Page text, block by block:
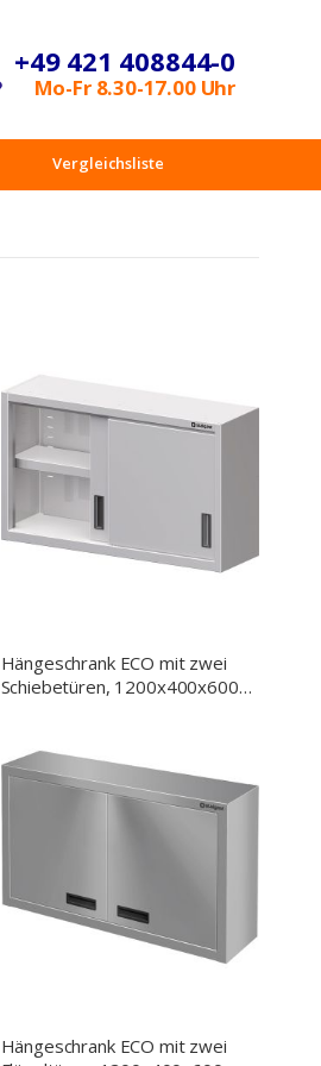
+49 421 408844-0
Mo-Fr 8.30-17.00 Uhr
Vergleichsliste
Hängeschrank ECO mit zwei
Schiebetüren, 1200x400x600
Hängeschrank ECO mit zwei